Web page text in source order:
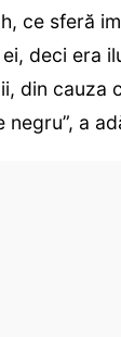
ce sferă
deci era
din cauza
negru”, a